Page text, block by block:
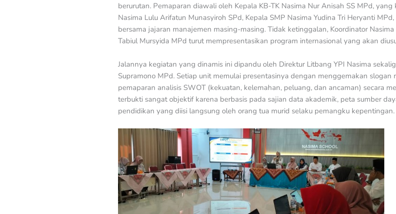
berurutan. Pemaparan diawali oleh Kepala KB-TK Nasima Nur Anisah SS MPd,
Nasima Lulu Arifatun Munasyiroh SPd, Kepala SMP Nasima Yudina Tri Heryanti
bersama jajaran manajemen masing-masing. Tidak ketinggalan, Koordinator
Tabiul Mursyida MPd turut mempresentasikan program internasional yang akan
Jalannya kegiatan yang dinamis ini dipandu oleh Direktur Litbang YPI Nasima
Supramono MPd. Setiap unit memulai presentasinya dengan menggemakan
pemaparan analisis SWOT (kekuatan, kelemahan, peluang, dan ancaman) secara
terbukti sangat objektif karena berbasis pada sajian data akademik, peta sumber
pendidikan yang diisi langsung oleh orang tua murid selaku pemangku kepentingan.